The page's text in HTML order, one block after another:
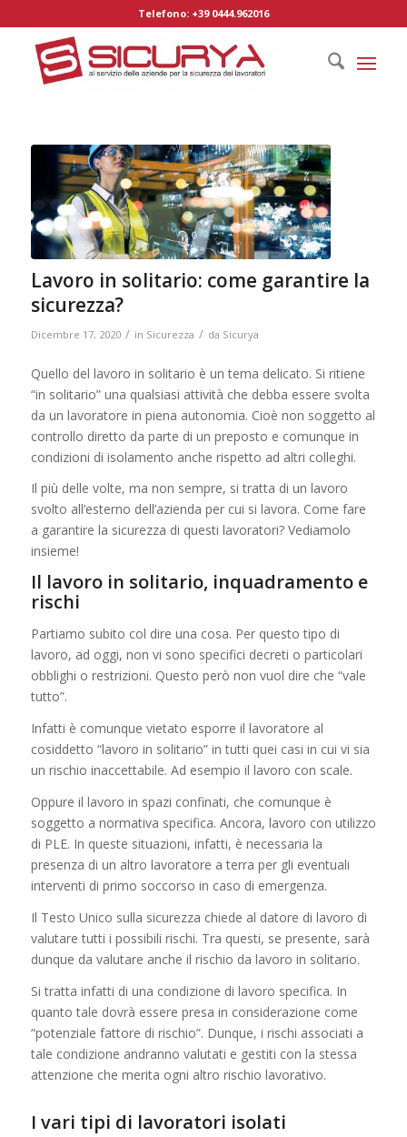
Telefono: +39 0444.962016
Lavoro in solitario: come garantire la
sicurezza?
Dicembre 17, 2020 / in Sicurezza / da Sicurya
Quello del lavoro in solitario è un tema delicato. Si ritiene
“in solitario” una qualsiasi attività che debba essere svolta
da un lavoratore in piena autonomia. Cioè non soggetto al
controllo diretto da parte di un preposto e comunque in
condizioni di isolamento anche rispetto ad altri colleghi.
Il più delle volte, ma non sempre, si tratta di un lavoro
svolto all’esterno dell’azienda per cui si lavora. Come fare
a garantire la sicurezza di questi lavoratori? Vediamolo
insieme!
Il lavoro in solitario, inquadramento e
rischi
Partiamo subito col dire una cosa. Per questo tipo di
lavoro, ad oggi, non vi sono specifici decreti o particolari
obblighi o restrizioni. Questo però non vuol dire che “vale
tutto”.
Infatti è comunque vietato esporre il lavoratore al
cosiddetto “lavoro in solitario” in tutti quei casi in cui vi sia
un rischio inaccettabile. Ad esempio il lavoro con scale.
Oppure il lavoro in spazi confinati, che comunque è
soggetto a normativa specifica. Ancora, lavoro con utilizzo
di PLE. In queste situazioni, infatti, è necessaria la
presenza di un altro lavoratore a terra per gli eventuali
interventi di primo soccorso in caso di emergenza.
Il Testo Unico sulla sicurezza chiede al datore di lavoro di
valutare tutti i possibili rischi. Tra questi, se presente, sarà
dunque da valutare anche il rischio da lavoro in solitario.
Si tratta infatti di una condizione di lavoro specifica. In
quanto tale dovrà essere presa in considerazione come
“potenziale fattore di rischio”. Dunque, i rischi associati a
tale condizione andranno valutati e gestiti con la stessa
attenzione che merita ogni altro rischio lavorativo.
I vari tipi di lavoratori isolati